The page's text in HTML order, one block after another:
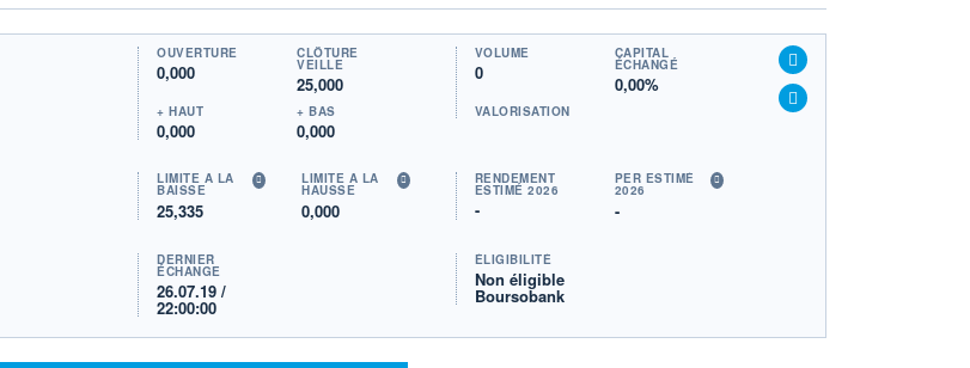
OUVERTURE
0,000
CLÔTURE
VEILLE
25,000
+ HAUT
0,000
+ BAS
0,000
VOLUME
0
CAPITAL
ÉCHANGÉ
0,00%
VALORISATION
LIMITE À LA
BAISSE
25,335
LIMITE À LA
HAUSSE
0,000
RENDEMENT
ESTIMÉ 2026
-
PER ESTIMÉ
2026
-
DERNIER
ÉCHANGE
26.07.19 /
22:00:00
ÉLIGIBILITÉ
Non éligible
Boursobank